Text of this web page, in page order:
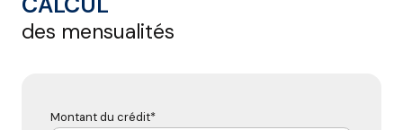
des mensualités
Montant du crédit*